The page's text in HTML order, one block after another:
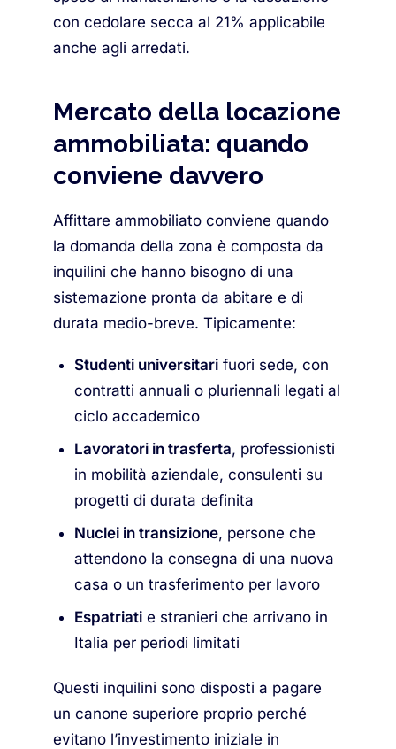
con cedolare secca al 21% applicabile
anche agli arredati.
Mercato della locazione
ammobiliata: quando
conviene davvero
Affittare ammobiliato conviene quando
la domanda della zona è composta da
inquilini che hanno bisogno di una
sistemazione pronta da abitare e di
durata medio-breve. Tipicamente:
Studenti universitari fuori sede, con
contratti annuali o pluriennali legati al
ciclo accademico
Lavoratori in trasferta, professionisti
in mobilità aziendale, consulenti su
progetti di durata definita
Nuclei in transizione, persone che
attendono la consegna di una nuova
casa o un trasferimento per lavoro
Espatriati e stranieri che arrivano in
Italia per periodi limitati
Questi inquilini sono disposti a pagare
un canone superiore proprio perché
evitano l’investimento iniziale in